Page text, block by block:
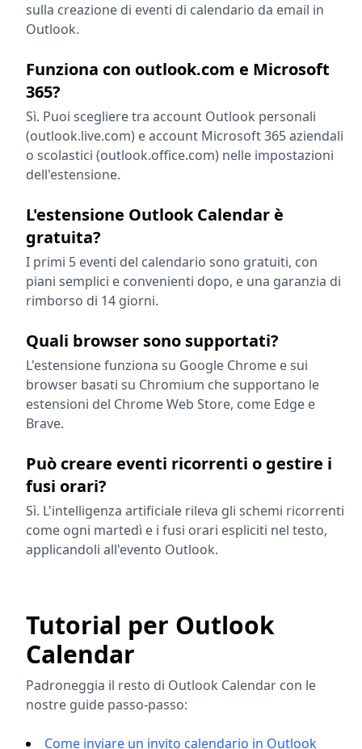
sulla creazione di eventi di calendario da email in
Outlook.
Funziona con outlook.com e Microsoft
365?
Sì. Puoi scegliere tra account Outlook personali
(outlook.live.com) e account Microsoft 365 aziendali
o scolastici (outlook.office.com) nelle impostazioni
dell'estensione.
L'estensione Outlook Calendar è
gratuita?
I primi 5 eventi del calendario sono gratuiti, con
piani semplici e convenienti dopo, e una garanzia di
rimborso di 14 giorni.
Quali browser sono supportati?
L'estensione funziona su Google Chrome e sui
browser basati su Chromium che supportano le
estensioni del Chrome Web Store, come Edge e
Brave.
Può creare eventi ricorrenti o gestire i
fusi orari?
Sì. L'intelligenza artificiale rileva gli schemi ricorrenti
come ogni martedì e i fusi orari espliciti nel testo,
applicandoli all'evento Outlook.
Tutorial per Outlook
Calendar
Padroneggia il resto di Outlook Calendar con le
nostre guide passo-passo:
Come inviare un invito calendario in Outlook